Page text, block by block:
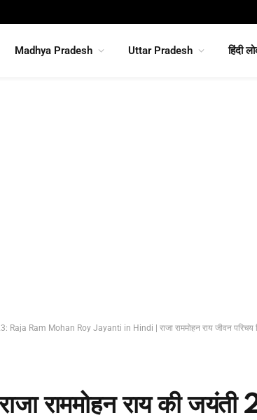
Madhya Pradesh Uttar Pradesh हिंदी
Raja Ram Mohan Roy Jayanti in Hindi | राजा राममोहन राय जीवन परिचय
राममोहन राय की